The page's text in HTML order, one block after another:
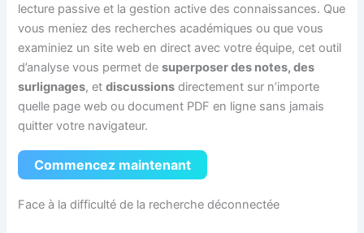
lecture passive et la gestion active des connaissances. Que
vous meniez des recherches académiques ou que vous
examiniez un site web en direct avec votre équipe, cet outil
d’analyse vous permet desuperposer des notes, des
surlignages, etdiscussions directement sur n’importe
quelle page web ou document PDF en ligne sans jamais
quitter votre navigateur.
Commencez maintenant
Face à la difficulté de la recherche déconnectée